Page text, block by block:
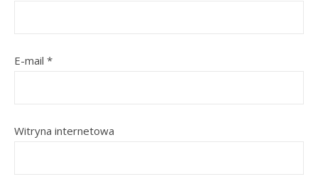
E-mail *
Witryna internetowa